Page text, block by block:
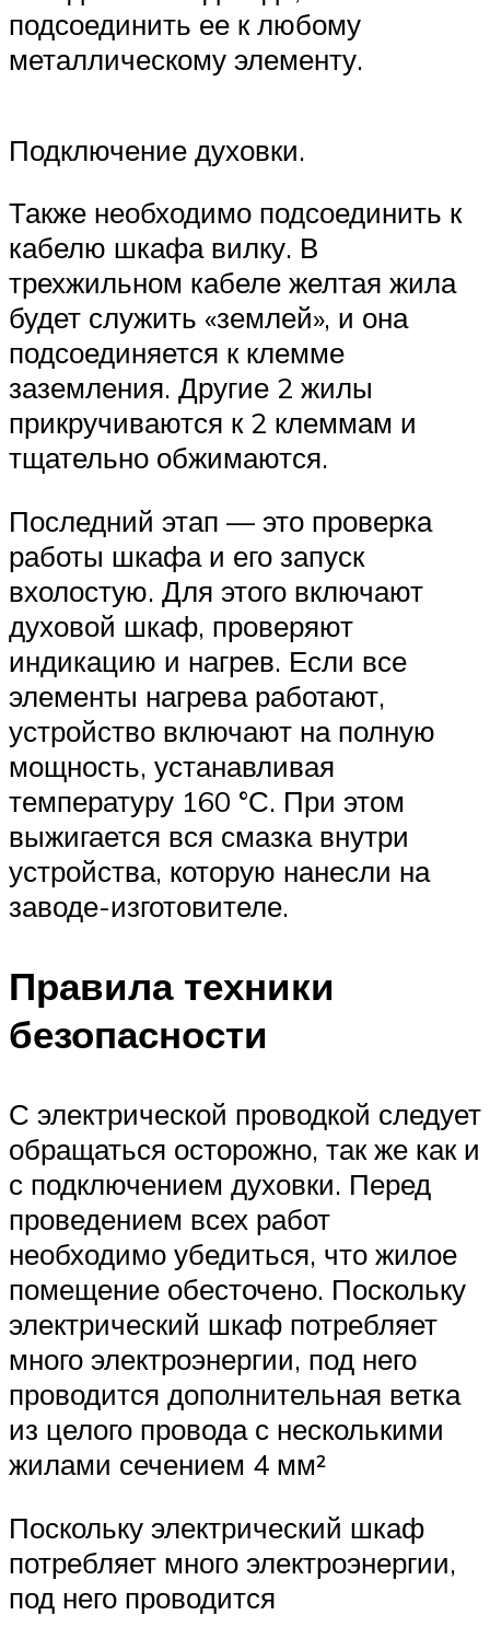
подсоединить ее к любому
металлическому элементу.
Подключение духовки.
Также необходимо подсоединить к
кабелю шкафа вилку. В
трехжильном кабеле желтая жила
будет служить «землей», и она
подсоединяется к клемме
заземления. Другие 2 жилы
прикручиваются к 2 клеммам и
тщательно обжимаются.
Последний этап — это проверка
работы шкафа и его запуск
вхолостую. Для этого включают
духовой шкаф, проверяют
индикацию и нагрев. Если все
элементы нагрева работают,
устройство включают на полную
мощность, устанавливая
температуру 160 °С. При этом
выжигается вся смазка внутри
устройства, которую нанесли на
заводе-изготовителе.
Правила техники
безопасности
С электрической проводкой следует
обращаться осторожно, так же как и
с подключением духовки. Перед
проведением всех работ
необходимо убедиться, что жилое
помещение обесточено. Поскольку
электрический шкаф потребляет
много электроэнергии, под него
проводится дополнительная ветка
из целого провода с несколькими
жилами сечением 4 мм²
Поскольку электрический шкаф
потребляет много электроэнергии,
под него проводится